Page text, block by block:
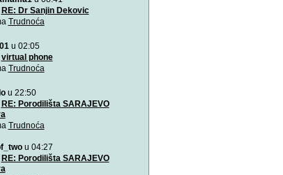
RE: Dr Sanjin Dekovic
Trudnoća
u 02:05
virtual phone
Trudnoća
u 22:50
RE: Porodilišta SARAJEVO
Trudnoća
u 04:27
RE: Porodilišta SARAJEVO